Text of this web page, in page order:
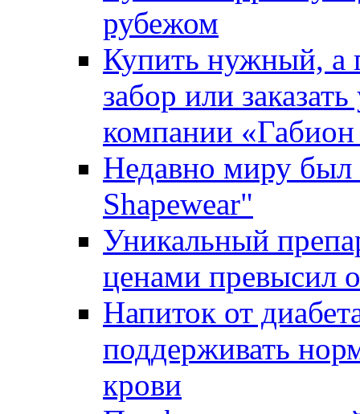
рубежом
Купить нужный, а
забор или
компании
Недавно миру был
Shapewear"
Уникальный
ценами превысил
Напиток от
поддерживать
крови